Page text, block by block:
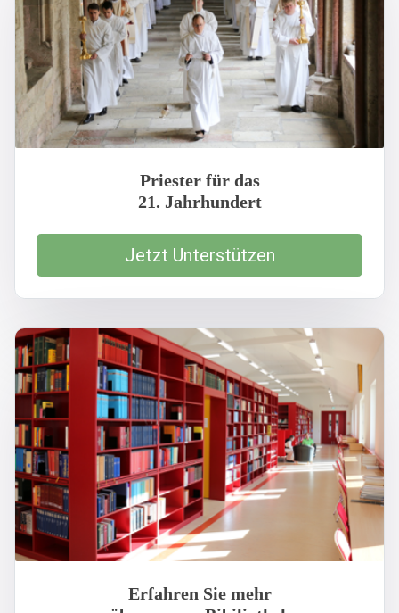
Priester für das
21. Jahrhundert
Jetzt Unterstützen
Erfahren Sie mehr